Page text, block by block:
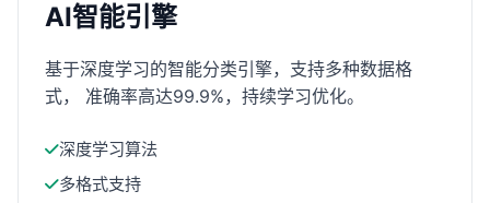
AI智能引擎
基于深度学习的智能分类引擎，支持多种数据格
式， 准确率高达99.9%，持续学习优化。
深度学习算法
多格式支持